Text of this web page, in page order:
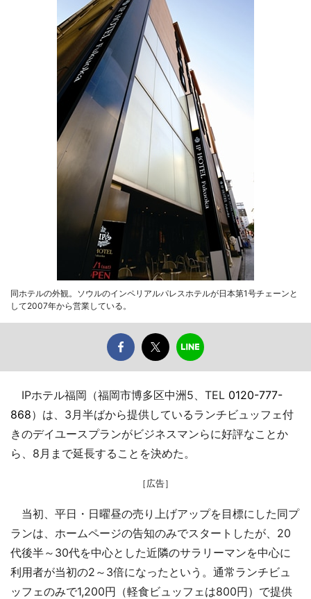
同ホテルの外観。ソウルのインペリアルパレスホテルが日本第1号チェーンと
して2007年から営業している。
IPホテル福岡（福岡市博多区中洲5、TEL 0120-777-
868）は、3月半ばから提供しているランチビュッフェ付
きのデイユースプランがビジネスマンらに好評なことか
ら、8月まで延長することを決めた。
［広告］
当初、平日・日曜昼の売り上げアップを目標にした同プ
ランは、ホームページの告知のみでスタートしたが、20
代後半～30代を中心とした近隣のサラリーマンを中心に
利用者が当初の2～3倍になったという。通常ランチビュ
ッフェのみで1,200円（軽食ビュッフェは800円）で提供